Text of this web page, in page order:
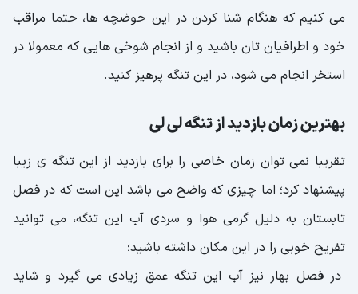
می کنیم که هنگام شنا کردن در این حوضچه ها، حتما مراقب
خود و اطرافیان تان باشید و از انجام شوخی هایی که معمولا در
استخر انجام می شود، در این تنگه پرهیز کنید.
بهترین زمان بازدید از تنگه لی لی
تقریبا نمی توان زمان خاصی را برای بازدید از این تنگه ی زیبا
پیشنهاد کرد؛ اما چیزی که واضح می باشد این است که در فصل
تابستان به دلیل گرمی هوا و سردی آب این تنگه، می توانید
تفریح خوبی را در این مکان داشته باشید؛
در فصل بهار نیز آب این تنگه عمق زیادی می گیرد و شاید